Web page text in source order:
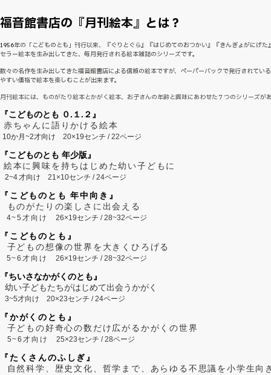
福音館書店の『月刊絵本』とは？
1956年の「こどものとも」刊行以来、『ぐりとぐら』『はじめてのおつかい』『きんぎょがにげた
セラー絵本を生み出してきた、毎月発行される絵本雑誌のシリーズです。
数々の名作を生み出してきた福音館書店による信頼の絵本ですが、ペーパーバックで発行されてい
やすい価格で絵本を楽しむことが出来ます。
月刊絵本には、ものがたり絵本とかがく絵本、お子さんの年齢と興味にあわせた７つのシリーズが
『こどものとも ０.１.２』
赤ちゃんに語りかける絵本
10か月~2才向け 20×19センチ / 22ページ
『こどものとも 年少版』
絵本に興味を持ちはじめた幼い子どもに
2~4才向け 21×10センチ / 24ページ
『こどものとも 年中向き』
ものがたりの楽しさに出会える
4~5才向け26×19センチ / 28~32ページ
『こどものとも』
子どもの想像の世界を大きくひろげる
5~6才向け26×19センチ / 28~32ページ
『ちいさなかがくのとも』
幼い子どもたちがはじめて出会うかがく
3~5才向け 20×23センチ / 24ページ
『かがくのとも』
子どもの好奇心の数だけ広がるかがくの世界
5~6才向け25×23センチ / 28ページ
『たくさんのふしぎ』
自然科学、歴史文化、哲学まで、あらゆる不思議を小学生向